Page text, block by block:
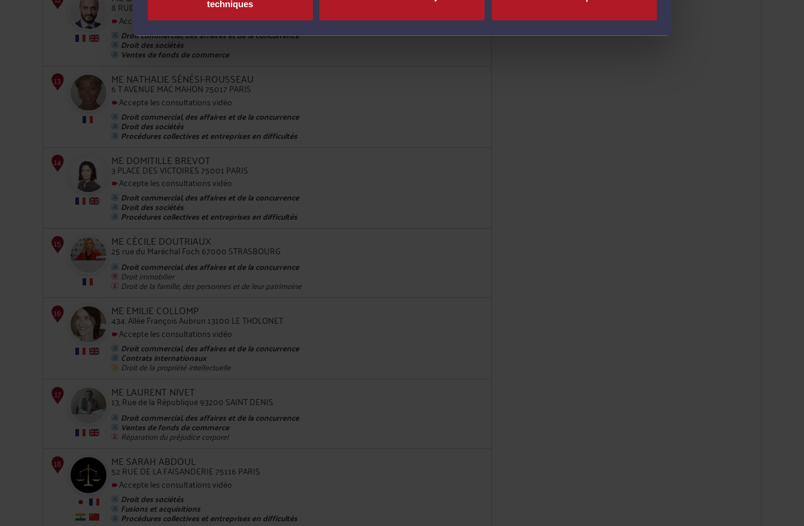
techniques
10
12
8 RUE DE CHANTILLY 75009 PARIS
Accepte les consultations vidéo
Droit commercial, des affaires et de la concurrence
Droit des sociétés
Ventes de fonds de commerce
ME NATHALIE SÉNÉSI-ROUSSEAU
6 T AVENUE MAC MAHON 75017 PARIS
Accepte les consultations vidéo
Droit commercial, des affaires et de la concurrence
Droit des sociétés
Procédures collectives et entreprises en difficultés
14
ME DOMITILLE BREVOT
3 PLACE DES VICTOIRES 75001 PARIS
Accepte les consultations vidéo
Droit commercial, des affaires et de la concurrence
Droit des sociétés
Procédures collectives et entreprises en difficultés
ME CÉCILE DOUTRIAUX
25 rue du Maréchal Foch 67000 STRASBOURG
Droit commercial, des affaires et de la concurrence
Droit immobilier
Droit de la famille, des personnes et de leur patrimoine
ME EMILIE COLLOMP
434. Allée François Aubrun 13100 LE THOLONET
Accepte les consultations vidéo
Droit commercial, des affaires et de la concurrence
Contrats internationaux
Droit de la propriété intellectuelle
ME LAURENT NIVET
13, Rue de la République 93200 SAINT DENIS
Droit commercial, des affaires et de la concurrence
Ventes de fonds de commerce
Réparation du préjudice corporel
ME SARAH ABDOUL
52 RUE DE LA FAISANDERIE 75116 PARIS
Accepte les consultations vidéo
Droit des sociétés
Fusions et acquisitions
Procédures collectives et entreprises en difficultés